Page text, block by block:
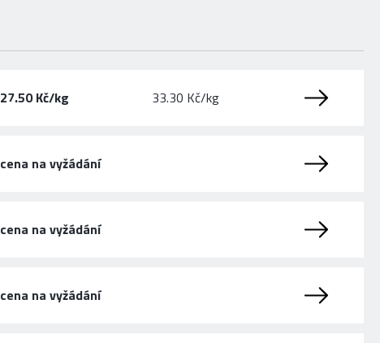
27.50 Kč/kg 33.30 Kč/kg
cena na vyžádání
cena na vyžádání
cena na vyžádání